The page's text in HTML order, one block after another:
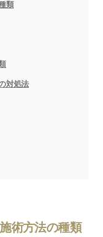
類
対処法
術方法の種類